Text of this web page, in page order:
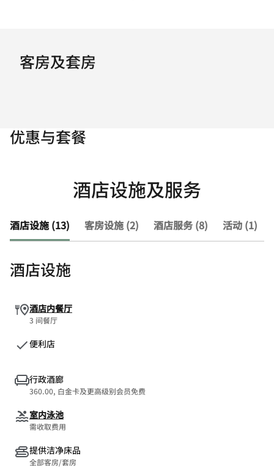
客房及套房
优惠与套餐
酒店设施及服务
酒店设施 (13) 客房设施 (2) 酒店服务 (8) 活动 (1)
酒店设施
酒店内餐厅
3 间餐厅
便利店
行政酒廊
360.00, 白金卡及更高级别会员免费
室内泳池
需收取费用
提供洁净床品
全部客房/套房